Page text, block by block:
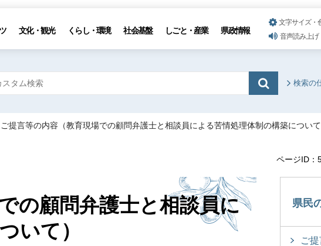
文化・観光 くらし・環境 社会基盤 しごと・産業 県政情報
文字サイズ・
音声読み上げ
検索の
提言等の内容（教育現場での顧問弁護士と相談員による苦情処理体制の構築について
ページID：
の顧問弁護士と相談員に
いて）
県民
ご